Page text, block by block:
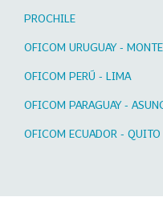
PROCHILE
OFICOM URUGUAY -
OFICOM PERÚ - LIMA
OFICOM PARAGUAY -
OFICOM ECUADOR - QUITO